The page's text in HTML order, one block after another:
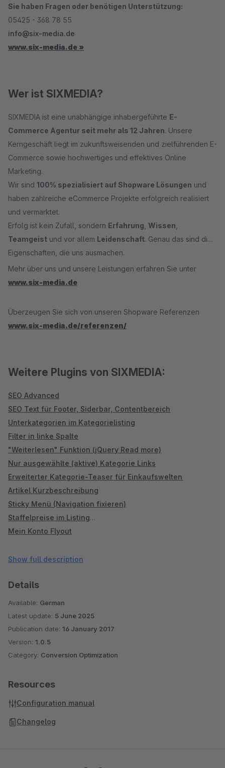
Sie haben Fragen oder benötigen Unterstützung:
05425 - 368 78 55
info@six-media.de
www.six-media.de »
Wer ist SIXMEDIA?
SIXMEDIA ist eine unabhängige inhabergeführte E-
Commerce Agentur seit mehr als 12 Jahren. Unsere
Kerngeschäft liegt im zukunftsweisenden und zielführenden E-
Commerce sowie hochwertiges und effektives Online
Marketing.
Wir sind 100% spezialisiert auf Shopware Lösungen und
haben zahlreiche eCommerce Projekte erfolgreich realisiert
und vermarktet.
Erfolg ist kein Zufall, sondern Erfahrung Wissen
Teamgeist und vor allem Leidenschaft. Genau das sind die
Eigenschaften, die uns ausmachen.
Mehr über uns und unsere Leistungen erfahren Sie unter
www.six-media.de
Überzeugen Sie sich von unseren Shopware Referenzen
www.six-media.de/referenzen/
Weitere Plugins von SIXMEDIA:
SEO Advanced
SEO Text für Footer, Siderbar, Contentbereich
Unterkategorien im Kategorielisting
Filter in linke Spalte
"Weiterlesen" Funktion (jQuery Read more)
Nur ausgewählte (aktive) Kategorie Links
Erweiterter Kategorie-Teaser für Einkaufswelten
Artikel Kurzbeschreibung
Sticky Menü (Navigation fixieren)
Staffelpreise im Listing
Mein Konto Flyout
Linke Spalte / Menü Startseite (Shopware 5)
Lagerbestand Benachrichtigung
Merkzettel entfernen / deaktivieren
Zubehör-Tab neben der Beschreibung
Sidebar auf Artikelseite
Nur aktive Kategorie Links (Shopware 4!)
Show full description
Details
Available: German
Latest update: 5 June 2025
Publication date: 16 January 2017
Version: 1.0.5
Category: Conversion Optimization
Resources
Configuration manual
Changelog